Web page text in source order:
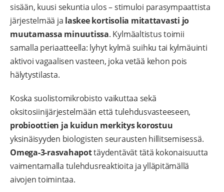
sisään, kuusi sekuntia ulos – stimuloi parasympaattista
järjestelmää ja laskee kortisolia mitattavasti jo
muutamassa minuutissa. Kylmäaltistus toimii
samalla periaatteella: lyhyt kylmä suihku tai kylmäuinti
aktivoi vagaalisen vasteen, joka vetää kehon pois
hälytystilasta.
Koska suolistomikrobisto vaikuttaa sekä
oksitosiinijärjestelmään että tulehdusvasteeseen,
probioottien ja kuidun merkitys korostuu
yksinäisyyden biologisten seurausten hillitsemisessä.
Omega-3-rasvahapottäydentävät tätä kokonaisuutta
vaimentamalla tulehdusreaktioita ja ylläpitämällä
aivojen toimintaa.